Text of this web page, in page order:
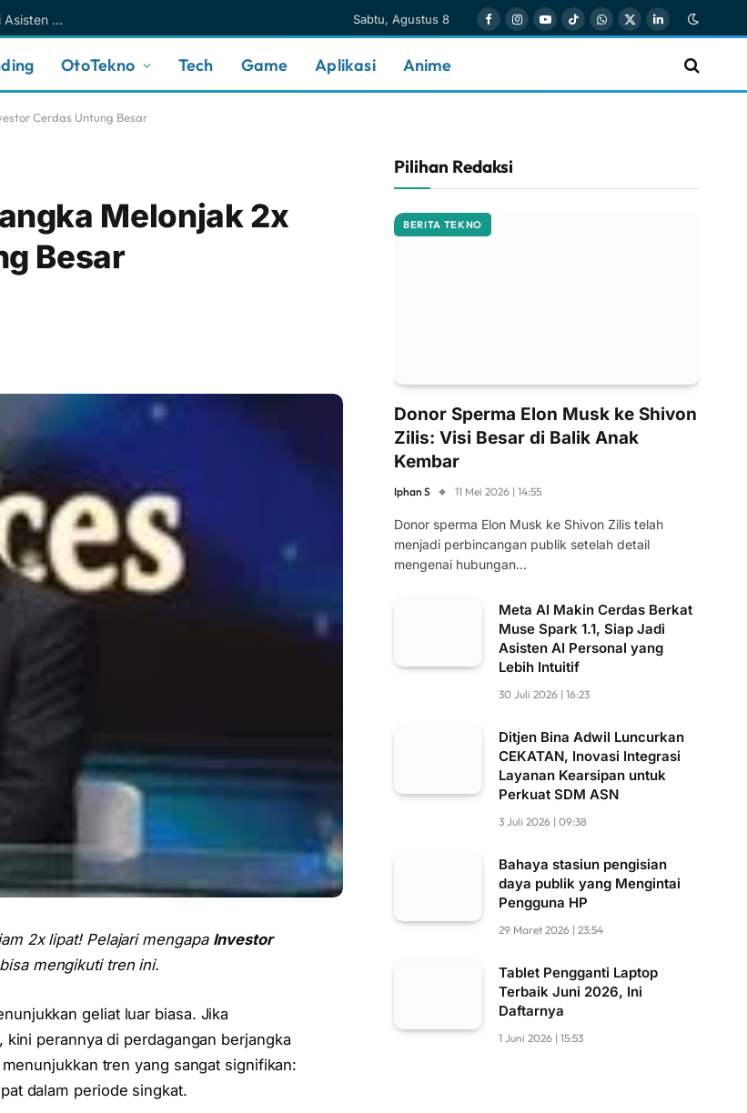
Meta AI Makin Cerdas Berkat Muse Spark 1.1, Siap Jadi Asisten AI Personal yang Lebih Intuitif Sabtu, Agustus 8
FacebookInstagram
YouTube
TikTokWhatsApp
X
LinkedIn
OtoTekno Tech Game Aplikasi Anime
Cerdas Untung Besar
Melonjak 2x
Besar
2x lipat! Pelajari mengapa Investor
mengikuti tren ini.
geliat luar biasa. Jika
perannya di perdagangan berjangka
tren yang sangat signifikan:
dalam periode singkat.
Pilihan Redaksi
BERITA TEKNO
Donor Sperma Elon Musk ke Shivon
Zilis: Visi Besar di Balik Anak
Kembar
Iphan S 11 Mei 2026 | 14:55
Donor sperma Elon Musk ke Shivon Zilis telah
menjadi perbincangan publik setelah detail
mengenai hubungan…
Meta AI Makin Cerdas Berkat
Muse Spark 1.1, Siap Jadi
Asisten AI Personal yang
Lebih Intuitif
30 Juli 2026 | 16:23
Ditjen Bina Adwil Luncurkan
CEKATAN, Inovasi Integrasi
Layanan Kearsipan untuk
Perkuat SDM ASN
3 Juli 2026 | 09:38
Bahaya stasiun pengisian
daya publik yang Mengintai
Pengguna HP
29 Maret 2026 | 23:54
Tablet Pengganti Laptop
Terbaik Juni 2026, Ini
Daftarnya
1 Juni 2026 | 15:53